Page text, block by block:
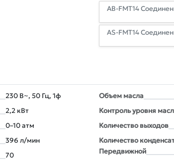
AB-FMT14
AS-FMT14
230 В~, 50 Гц, 1ф
2,2 кВт
0–10 атм
396 л/мин
70
Объем масла
Контроль уровня
Количество выxодов
Количество
Передвижной